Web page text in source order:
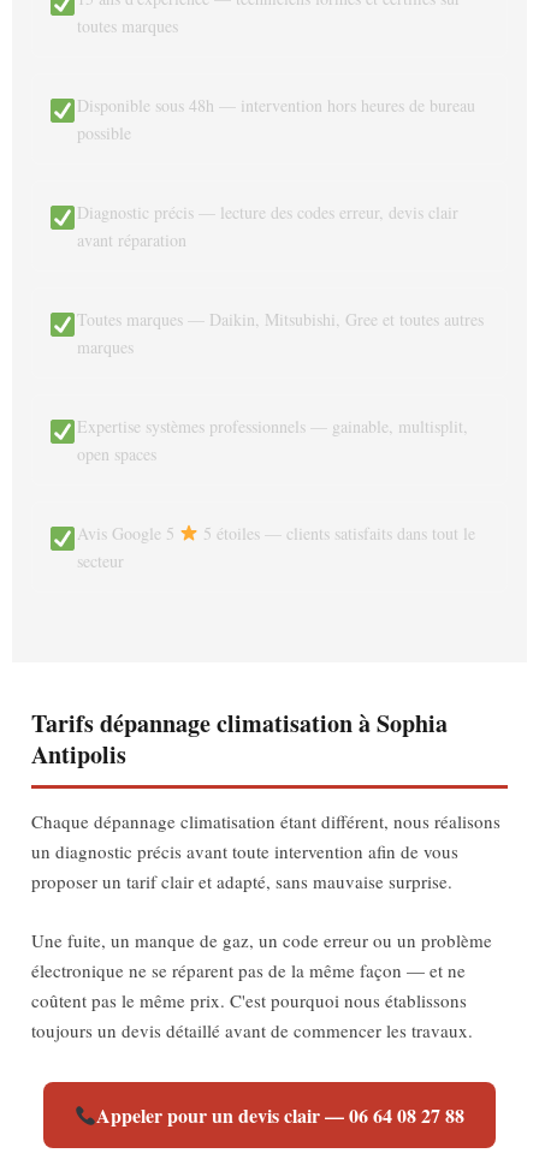
toutes marques
Disponible sous 48h — intervention hors heures de bureau
possible
Diagnostic précis — lecture des codes erreur, devis clair
avant réparation
Toutes marques — Daikin, Mitsubishi, Gree et toutes autres
marques
Expertise systèmes professionnels — gainable, multisplit,
open spaces
Avis Google 5
5 étoiles — clients satisfaits dans tout le
secteur
Tarifs dépannage climatisation à Sophia
Antipolis
Chaque dépannage climatisation étant différent, nous réalisons
un diagnostic précis avant toute intervention afin de vous
proposer un tarif clair et adapté, sans mauvaise surprise.
Une fuite, un manque de gaz, un code erreur ou un problème
électronique ne se réparent pas de la même façon — et ne
coûtent pas le même prix. C'est pourquoi nous établissons
toujours un devis détaillé avant de commencer les travaux.
Appeler pour un devis clair — 06 64 08 27 88